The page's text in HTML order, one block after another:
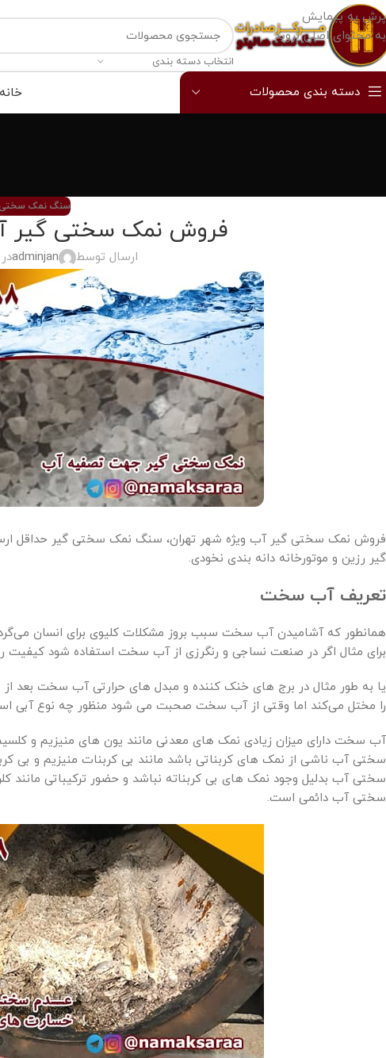
پرش به پیمایش
به محتوای اصلی بروید
انتخاب دسته بندی
دسته بندی محصولات خانه
سنگ نمک سختی
فروش نمک سختی گیر
ارسال توسط adminjanدر
فروش نمک سختی گیر آب ویژه شهر تهران، سنگ نمک سختی گیر حداقل
گیر رزین و موتورخانه دانه بندی نخودی.
تعریف آب سخت
همانطور که آشامیدن آب سخت سبب بروز مشکلات کلیوی برای انسان
برای مثال اگر در صنعت نساجی و رنگرزی از آب سخت استفاده شود کیفیت
یا به طور مثال در برج های خنک کننده و مبدل های حرارتی آب سخت بعد
را مختل می‌کند اما وقتی از آب سخت صحبت می شود منظور چه نوع آبی
آب سخت دارای میزان زیادی نمک های معدنی مانند یون های منیزیم و
سختی آب ناشی از نمک های کربناتی باشد مانند بی کربنات منیزیم و
سختی آب بدلیل وجود نمک های بی کربناته نباشد و حضور ترکیباتی
سختی آب دائمی است.